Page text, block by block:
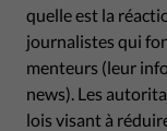
quelle est la
journalistes qui
menteurs (leur
news). Les
lois visant à